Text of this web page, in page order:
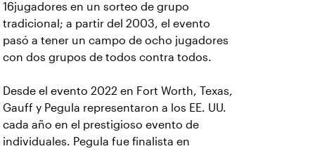
16jugadores en un sorteo de grupo
tradicional; a partir del 2003, el evento
pasó a tener un campo de ocho jugadores
con dos grupos de todos contra todos.
Desde el evento 2022 en Fort Worth, Texas,
Gauff y Pegula representaron a los EE. UU.
cada año en el prestigioso evento de
individuales. Pegula fue finalista en